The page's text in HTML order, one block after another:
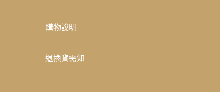
購物說明
退換貨需知